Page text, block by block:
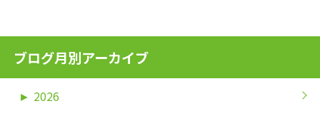
ブログ月別アーカイブ
► 2026